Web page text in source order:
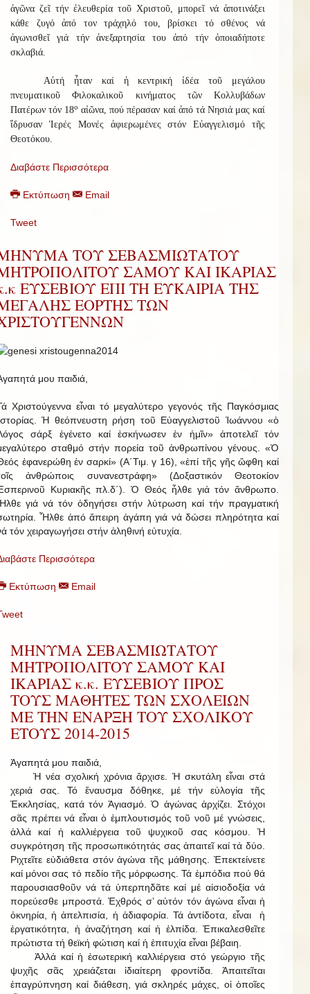
ἀγῶνα ζεῖ τήν ἐλευθερία τοῦ Χριστοῦ, μπορεῖ νά ἀποτινάξει
κάθε ζυγό ἀπό τον τράχηλό του, βρίσκει τό σθένος νά
ἀγωνισθεῖ γιά τήν ἀνεξαρτησία του ἀπό τήν ὁποιαδήποτε
σκλαβιά.
Αὐτή ἦταν καί ἡ κεντρική ἰδέα τοῦ μεγάλου
πνευματικοῦ Φιλοκαλικοῦ κινήματος τῶν Κολλυβάδων
Πατέρων τόν 18ο αἰῶνα, πού πέρασαν καί ἀπό τά Νησιά μας καί
ἵδρυσαν Ἱερές Μονές ἀφιερωμένες στόν Εὐαγγελισμό τῆς
Θεοτόκου.
Διαβάστε Περισσότερα
Εκτύπωση Email
Tweet
ΤΟΥ ΣΕΒΑΣΜΙΩΤΑΤΟΥ
ΣΑΜΟΥ ΚΑΙ ΙΚΑΡΙΑΣ
ΕΥΣΕΒΙΟΥ ΕΠΙ ΤΗ ΕΥΚΑΙΡΙΑ ΤΗΣ
ΕΟΡΤΗΣ ΤΩΝ
μου παιδιά,
Χριστούγεννα εἶναι τό μεγαλύτερο γεγονός τῆς Παγκόσμιας
Ἡ θεόπνευστη ρήση τοῦ Εὐαγγελιστοῦ Ἰωάννου «ὁ
σάρξ ἐγένετο καί ἐσκήνωσεν ἐν ἡμῖν» ἀποτελεῖ τόν
σταθμό στήν πορεία τοῦ ἀνθρωπίνου γένους. «Ὁ
ἐφανερώθη ἐν σαρκί» (Α΄Τιμ. γ 16), «ἐπί τῆς γῆς ὤφθη καί
ἀνθρώποις συνανεστράφη» (Δοξαστικόν Θεοτοκίον
Κυριακῆς πλ.δ΄). Ὁ Θεός ἦλθε γιά τόν ἄνθρωπο.
γιά νά τόν ὁδηγήσει στήν λύτρωση καί τήν πραγματική
Ἦλθε ἀπό ἄπειρη ἀγάπη γιά νά δώσει πληρότητα καί
τόν χειραγωγήσει στήν ἀληθινή εὐτυχία.
Περισσότερα
Εκτύπωση Email
ΜΗΝΥΜΑ ΣΕΒΑΣΜΙΩΤΑΤΟΥ
ΜΗΤΡΟΠΟΛΙΤΟΥ ΣΑΜΟΥ ΚΑΙ
ΙΚΑΡΙΑΣ κ.κ. ΕΥΣΕΒΙΟΥ ΠΡΟΣ
ΤΟΥΣ ΜΑΘΗΤΕΣ ΤΩΝ ΣΧΟΛΕΙΩΝ
ΜΕ ΤΗΝ ΕΝΑΡΞΗ ΤΟΥ ΣΧΟΛΙΚΟΥ
ΕΤΟΥΣ 2014-2015
Ἀγαπητά μου παιδιά,
Ἡ νέα σχολική χρόνια ἄρχισε. Ἡ σκυτάλη εἶναι στά
χεριά σας. Τό ἔναυσμα δόθηκε, μέ τήν εὐλογία τῆς
Ἐκκλησίας, κατά τόν Ἁγιασμό. Ὁ ἀγώνας ἀρχίζει. Στόχοι
σᾶς πρέπει νά εἶναι ὁ ἐμπλουτισμός τοῦ νοῦ μέ γνώσεις,
ἀλλά καί ἡ καλλιέργεια τοῦ ψυχικοῦ σας κόσμου. Ἡ
συγκρότηση τῆς προσωπικότητάς σας ἀπαιτεῖ καί τά δύο.
Ριχτεῖτε εὐδιάθετα στόν ἀγώνα τῆς μάθησης. Ἐπεκτείνετε
καί μόνοι σας τό πεδίο τῆς μόρφωσης. Τά ἐμπόδια πού θά
παρουσιασθοῦν νά τά ὑπερπηδᾶτε καί μέ αἰσιοδοξία νά
πορεύεσθε μπροστά. Ἐχθρός σ’ αὐτόν τόν ἀγώνα εἶναι ἡ
ὀκνηρία, ἡ ἀπελπισία, ἡ ἀδιαφορία. Τά ἀντίδοτα, εἶναι ἡ
ἐργατικότητα, ἡ ἀναζήτηση καί ἡ ἐλπίδα. Ἐπικαλεσθεῖτε
πρώτιστα τή θεϊκή φώτιση καί ἡ ἐπιτυχία εἶναι βέβαιη.
Ἀλλά καί ἡ ἐσωτερική καλλιέργεια στό γεώργιο τῆς
ψυχῆς σᾶς χρειάζεται ἰδιαίτερη φροντίδα. Ἀπαιτεῖται
ἐπαγρύπνηση καί διάθεση, γιά σκληρές μάχες, οἱ ὁποῖες